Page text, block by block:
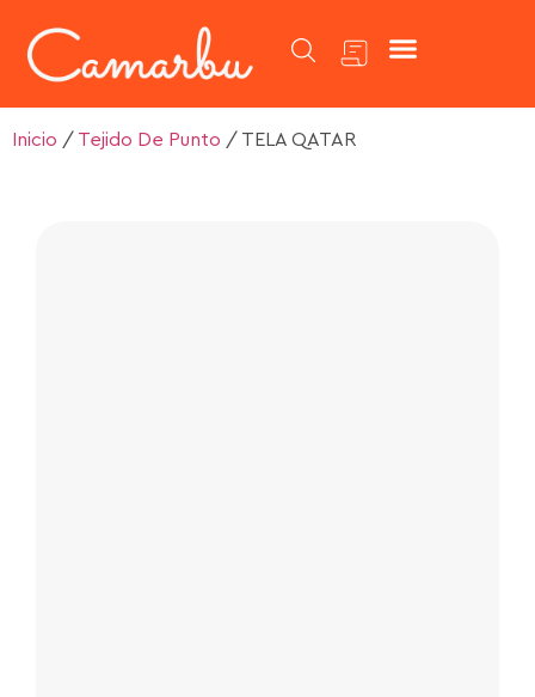
Inicio / Tejido De Punto / TELA QATAR